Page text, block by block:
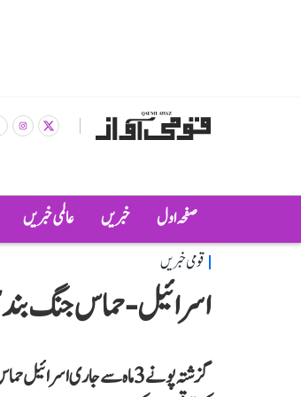
صفحہ اول خبریں عالمی خبریں
قومی خبریں
اسرائیل - حماس جنگ
گزشتہ پونے 3 ماہ سے جاری